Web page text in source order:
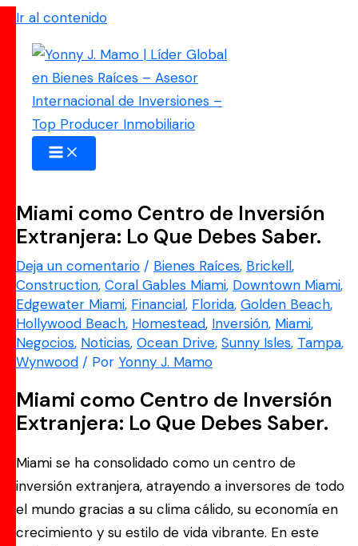
Ir al contenido
Miami como Centro de Inversión
Extranjera: Lo Que Debes Saber.
Deja un comentario / Bienes Raíces, Brickell,
Construction, Coral Gables Miami, Downtown Miami,
Edgewater Miami, Financial, Florida, Golden Beach,
Hollywood Beach, Homestead, Inversión, Miami,
Negocios, Noticias, Ocean Drive, Sunny Isles, Tampa,
Wynwood / Por Yonny J. Mamo
Miami como Centro de Inversión
Extranjera: Lo Que Debes Saber.
Miami se ha consolidado como un centro de
inversión extranjera, atrayendo a inversores de todo
el mundo gracias a su clima cálido, su economía en
crecimiento y su estilo de vida vibrante. En este